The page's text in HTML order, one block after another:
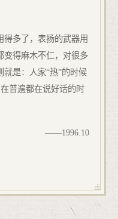
得多了，表扬的武器用
变得麻木不仁，对很多
是：人家“热”的时候
普遍都在说好话的时
——1996.10